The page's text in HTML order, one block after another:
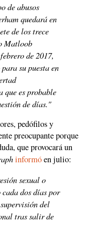
de abusos
quedará en
de los trece
Matloob
de 2017,
su puesta en
que es probable
de días."
pedófilos y
preocupante porque
que provocará un
informóen julio:
sexual o
dos días por
del
tras salir de